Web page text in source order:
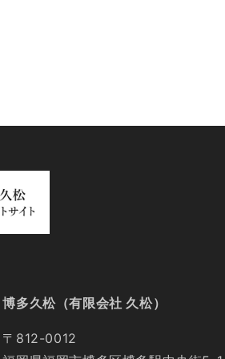
博多久松（有限会社 久松）
〒812-0012